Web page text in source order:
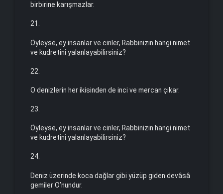
birbirine karış­mazlar.
21.
Öyleyse, ey insanlar ve cinler, Rabbinizin hangi nimet
ve kud­retini yalanlayabilirsiniz?
22.
O denizlerin her ikisinden de inci ve mercan çıkar.
23.
Öyleyse, ey insanlar ve cinler, Rabbinizin hangi nimet
ve kudretini yalanlayabilirsiniz?
24.
Deniz üzerinde koca dağlar gibi yüzüp giden devâsâ
gemiler O’nundur.